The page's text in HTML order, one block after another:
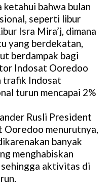
ketahui bahwa bulan
seperti libur
Isra Mira’j, dimana
yang berdekatan,
berdampak bagi
Indosat Ooredoo
trafik Indosat
turun mencapai 2%
Rusli President
menurutnya,
banyak
menghabiskan
aktivitas di